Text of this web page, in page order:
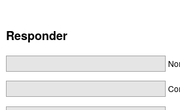
Responder